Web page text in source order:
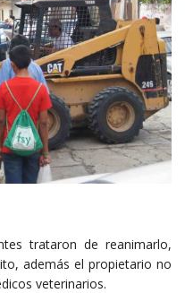
trataron de reanimarlo,
además el propietario no
veterinarios.